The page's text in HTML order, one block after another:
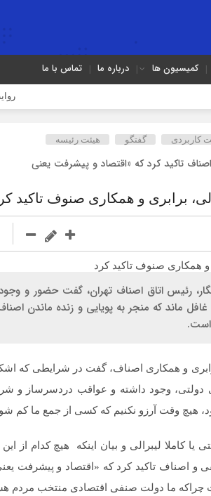
کمیسیون ها درباره ما تماس با ما
روایت
کاربردی گفتگو هیئت رئیسه
تاکید کرد که «اقتصاد و پیشرفت یعنی
برابری و همکاری صنوف تاکید
رئیس اتاق اصناف تهران، گفت حضور و
ماند که منجر به پویایی و زنده ماندن
است.
و همکاری اصناف، گفت در شرایطی که
وجود داشته و عواقب دردسرساز و
هیچ وقت آرزو نکنیم که کسی از جمع ما کم
یا کاملا لیبرالی و بیان اینکه هیچ کدام از
اصناف تاکید کرد که «اقتصاد و پیشرفت
چراکه ما دولت صنفی اقتصادی منتخب مردم